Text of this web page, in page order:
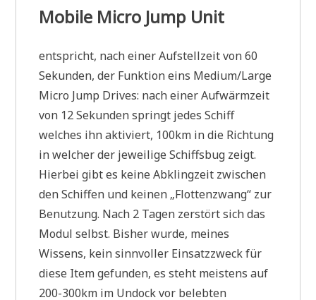
Mobile Micro Jump Unit
entspricht, nach einer Aufstellzeit von 60
Sekunden, der Funktion eins Medium/Large
Micro Jump Drives: nach einer Aufwärmzeit
von 12 Sekunden springt jedes Schiff
welches ihn aktiviert, 100km in die Richtung
in welcher der jeweilige Schiffsbug zeigt.
Hierbei gibt es keine Abklingzeit zwischen
den Schiffen und keinen „Flottenzwang“ zur
Benutzung. Nach 2 Tagen zerstört sich das
Modul selbst. Bisher wurde, meines
Wissens, kein sinnvoller Einsatzzweck für
diese Item gefunden, es steht meistens auf
200-300km im Undock vor belebten